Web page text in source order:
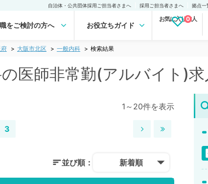
自治体・公共団体採用ご担当者さまへ 採用ご担当者さまへ 拠点一
をご検討の方へ お役立ちガイド
お気に入り求人
0
府 大阪市北区 一般内科 検索結果
医師非常勤(アルバイト)
1～20件を表示
3
並び順： 新着順